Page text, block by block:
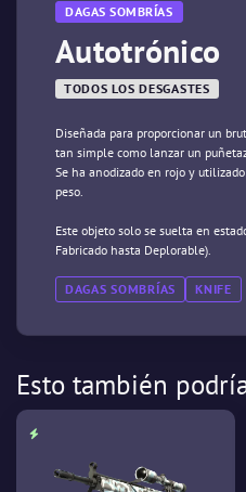
DAGAS SOMBRÍAS
Autotrónico
TODOS LOS DESGASTES
Diseñada para proporcionar un
tan simple como lanzar un
Se ha anodizado en rojo y
peso.
Este objeto solo se suelta en
Fabricado hasta Deplorable).
DAGAS SOMBRÍAS KNIFE
Esto también